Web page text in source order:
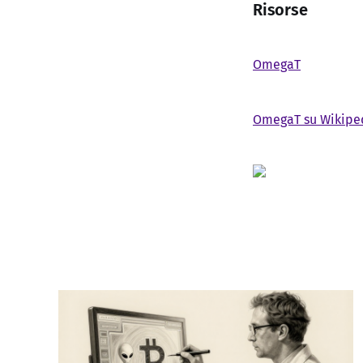
Risorse
OmegaT
OmegaT su